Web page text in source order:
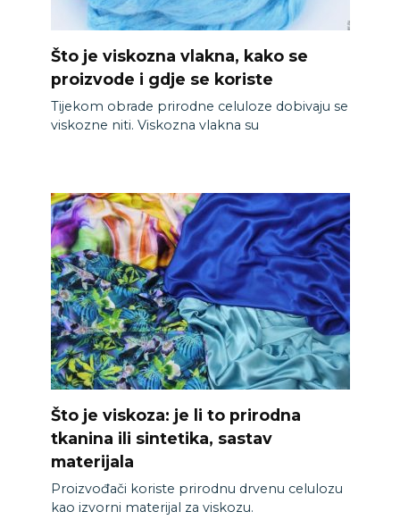
Što je viskozna vlakna, kako se
proizvode i gdje se koriste
Tijekom obrade prirodne celuloze dobivaju se
viskozne niti. Viskozna vlakna su
Što je viskoza: je li to prirodna
tkanina ili sintetika, sastav
materijala
Proizvođači koriste prirodnu drvenu celulozu
kao izvorni materijal za viskozu.